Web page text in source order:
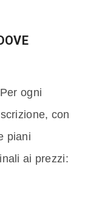
ogni
con
piani
ai prezzi: